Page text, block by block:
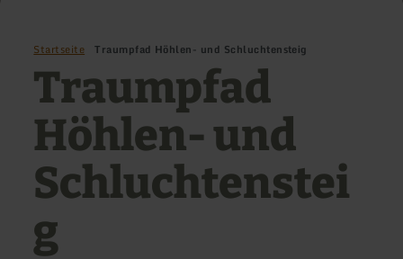
Startseite Traumpfad Höhlen- und Schluchtensteig
Traumpfad
Höhlen- und
Schluchtenstei
g